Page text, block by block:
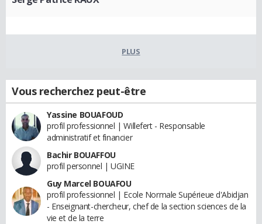
PLUS
Vous recherchez peut-être
Yassine BOUAFOUD
profil professionnel | Willefert - Responsable
administratif et financier
Bachir BOUAFFOU
profil personnel | UGINE
Guy Marcel BOUAFOU
profil professionnel | Ecole Normale Supérieue d'Abidjan
- Enseignant-chercheur, chef de la section sciences de la
vie et de la terre